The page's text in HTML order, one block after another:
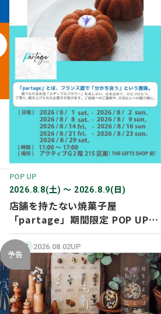
POP UP
2026.8.8(土) 〜 2026.8.9(日)
店舗を持たない焼菓子屋
「partage」期間限定 POP UP
SHOP オープン！
NEW 2026.08.02UP
予告